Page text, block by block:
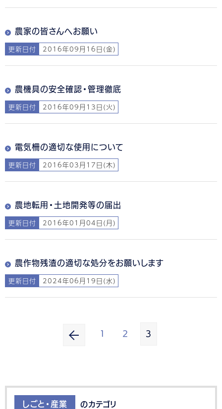
農家の皆さんへお願い
更新日付 2016年09月16日(金)
農機具の安全確認・管理徹底
更新日付 2016年09月13日(火)
電気柵の適切な使用について
更新日付 2016年03月17日(木)
農地転用・土地開発等の届出
更新日付 2016年01月04日(月)
農作物残渣の適切な処分をお願いします
更新日付 2024年06月19日(水)
1 2 3
しごと・産業 のカテゴリ